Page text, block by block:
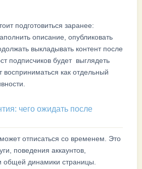
подготовиться заранее:
описание, опубликовать
выкладывать контент после
подписчиков будет выглядеть
восприниматься как отдельный
чего ожидать после
отписаться со временем. Это
поведения аккаунтов,
общей динамики страницы.